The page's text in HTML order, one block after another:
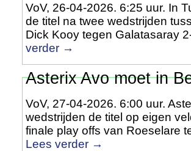
VoV, 26-04-2026. 6:25 uur. In
de titel na twee wedstrijden
Dick Kooy tegen Galatasaray
verder →
Asterix Avo moet in
VoV, 27-04-2026. 6:00 uur.
wedstrijden de titel op eigen
finale play offs van Roeselare
Lees verder →